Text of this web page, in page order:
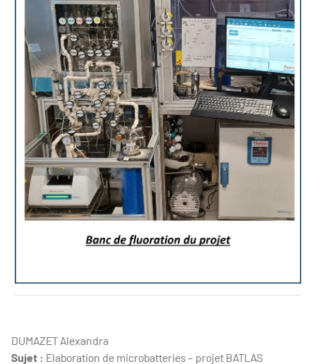
DUMAZET Alexandra
Sujet : Elaboration de microbatteries – projet BATLAS